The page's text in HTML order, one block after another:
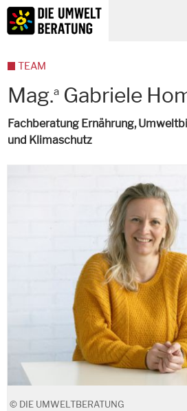
Inhalt
Suche
Mag.aGabriele
Fachberatung Ernährung,
und Klimaschutz
© DIE UMWELTBERATUNG
TEAM